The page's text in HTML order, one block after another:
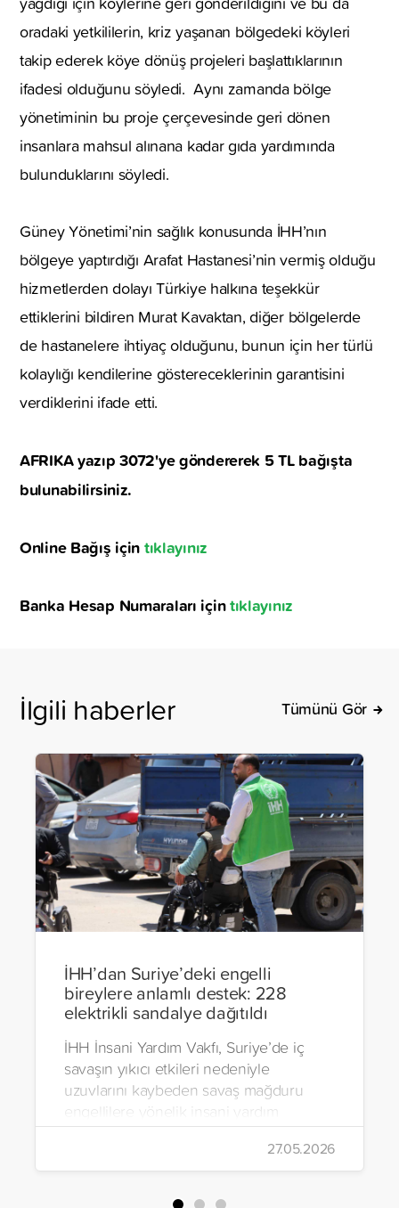
oradaki yetkililerin, kriz yaşanan bölgedeki köyleri
takip ederek köye dönüş projeleri başlattıklarının
ifadesi olduğunu söyledi. Aynı zamanda bölge
yönetiminin bu proje çerçevesinde geri dönen
insanlara mahsul alınana kadar gıda yardımında
bulunduklarını söyledi.
Güney Yönetimi’nin sağlık konusunda İHH’nın
bölgeye yaptırdığı Arafat Hastanesi’nin vermiş olduğu
hizmetlerden dolayı Türkiye halkına teşekkür
ettiklerini bildiren Murat Kavaktan, diğer bölgelerde
de hastanelere ihtiyaç olduğunu, bunun için her türlü
kolaylığı kendilerine göstereceklerinin garantisini
verdiklerini ifade etti.
AFRIKA yazıp 3072'ye göndererek 5 TL bağışta
bulunabilirsiniz.
Online Bağış içintıklayınız
Banka Hesap Numaraları içintıklayınız
İlgili haberler Tümünü Gör
İHH’dan Suriye’deki engelli
bireylere anlamlı destek: 228
elektrikli sandalye dağıtıldı
İHH İnsani Yardım Vakfı, Suriye’de iç
savaşın yıkıcı etkileri nedeniyle
uzuvlarını kaybeden savaş mağduru
engellilere yönelik insani yardım
çalışmalarını aralıksız sürdürüyor. Vakıf,
yürütülen son projeyle Suriye’nin Şam,
Halep, Hama, Humus ve İdlib
bölgelerinde zor şartlarda yaşayan
27.05.2026